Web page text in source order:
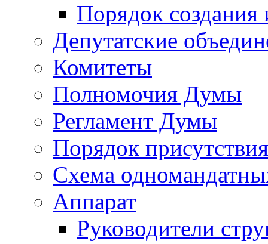
Порядок создания
Депутатские
Комитеты
Полномочия Думы
Регламент Думы
Порядок
Схема
Аппарат
Руководители